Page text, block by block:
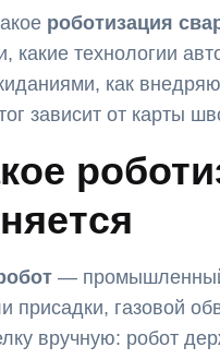
роботизация
какие технологии
как
зависит от карты
— промышленный
присадки, газовой
вручную: робот